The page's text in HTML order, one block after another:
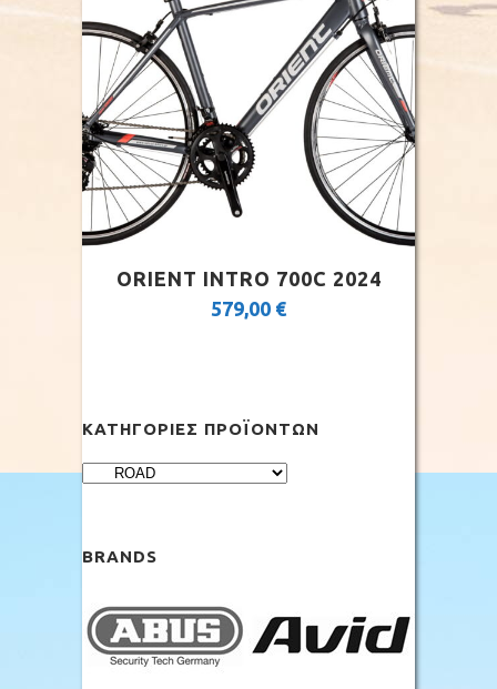
ORIENT INTRO 700C 2024
579,00 €
ΚΑΤΗΓΟΡΊΕΣ ΠΡΟΪΌΝΤΩΝ
BRANDS